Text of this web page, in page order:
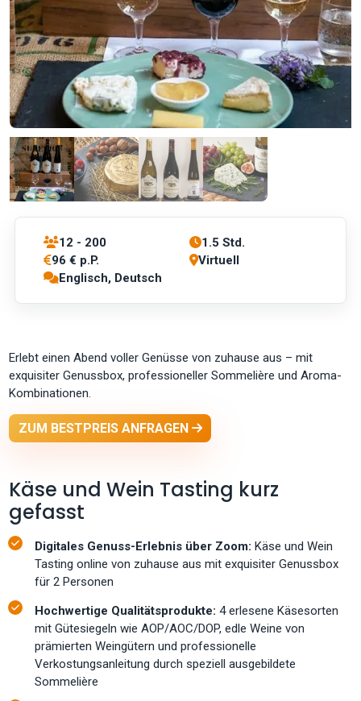
12 - 200
1.5 Std.
96 € p.P.
Virtuell
Englisch, Deutsch
Erlebt einen Abend voller Genüsse von zuhause aus – mit
exquisiter Genussbox, professioneller Sommelière und Aroma-
Kombinationen.
ZUM BESTPREIS ANFRAGEN
Käse und Wein Tasting kurz
gefasst
Digitales Genuss-Erlebnis über Zoom: Käse und Wein
Tasting online von zuhause aus mit exquisiter Genussbox
für 2 Personen
Hochwertige Qualitätsprodukte: 4 erlesene Käsesorten
mit Gütesiegeln wie AOP/AOC/DOP, edle Weine von
prämierten Weingütern und professionelle
Verkostungsanleitung durch speziell ausgebildete
Sommelière